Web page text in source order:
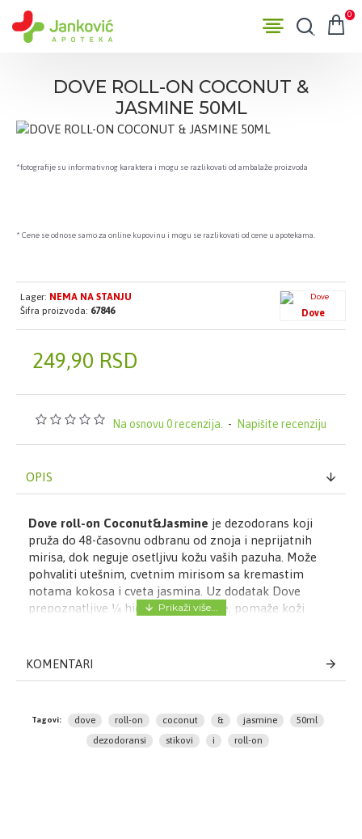
0
DOVE ROLL-ON COCONUT &
JASMINE 50ML
*fotografije su informativnog karaktera i mogu se razlikovati od ambalaže proizvoda
* Cene se odnose samo za online kupovinu i mogu se razlikovati od cene u apotekama.
Na osnovu 0 recenzija. - Napišite recenziju
249,90 RSD
Lager: NEMA NA STANJU
Šifra proizvoda: 67846 Dove
OPIS
Dove roll-on Coconut&Jasmine je dezodorans koji
pruža do 48-časovnu odbranu od znoja i neprijatnih
mirisa, dok neguje osetljivu kožu vaših pazuha. Može
pohvaliti utešnim, cvetnim mirisom sa kremastim
notama kokosa i cveta jasmina. Uz dodatak Dove
prepoznatljive ¼ hidratantne kreme, pomaže koži
vaše pazuhe.
Način upotrebe Dove roll-on Coconut&Jasmine:
Sastav:Aqua, Glycerin, Aluminum Sesquichlorohydrate,
Helianthus Annuus Seed Oil, Steareth-2, Parfum,
KOMENTARI
Tagovi: dove roll-on coconut & jasmine
50ml
dezodoransi
stikovi i roll-on